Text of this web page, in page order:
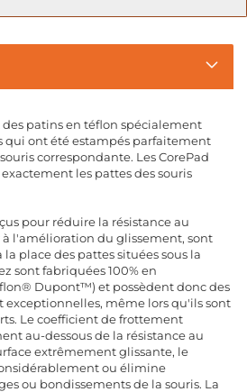
des patins en téflon spécialement
qui ont été estampés parfaitement
correspondante. Les CorePad
les pattes des souris
pour réduire la résistance au
l'amélioration du glissement, sont
place des pattes situées sous la
sont fabriquées 100% en
Dupont™) et possèdent donc des
exceptionnelles, même lors qu'ils sont
Le coefficient de frottement
au-dessous de la résistance au
extrêmement glissante, le
ou élimine
ou bondissements de la souris. La